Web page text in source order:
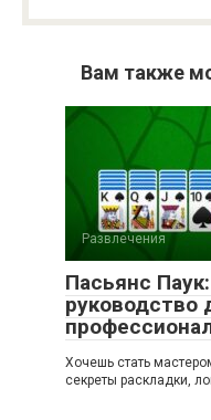
Вам также
Развлечения
Пасьянс
руководство
Хочешь стать
секреты раскладки,